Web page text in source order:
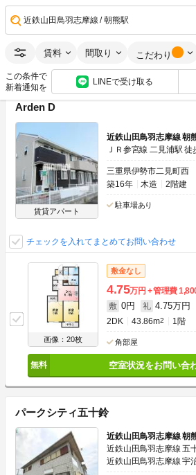
近鉄山田鳥羽志摩線 朝熊駅
賃料 間取り こだわり
この条件で
新着通知を
LINEで受け取る
画像：20枚
2DK
ネット無料 角部屋
空室状況をお問い合わ
Arden D
賃貸アパート
近鉄山田鳥羽志摩線 朝
ＪＲ参宮線 二見浦駅 徒
三重県伊勢市二見町西
築16年
木造 2階建
駐車場あり
チェックを入れてまとめてお問い合わせ
画像：20枚
敷金なし
4.75万円 管理費
敷 0円 礼 4.75万円
2DK 43.86m2 1階
角部屋
空室状況をお問い合
パークシティ五十鈴
近鉄山田鳥羽志摩線 朝
近鉄山田鳥羽志摩線 五
近鉄山田鳥羽志摩線 宇